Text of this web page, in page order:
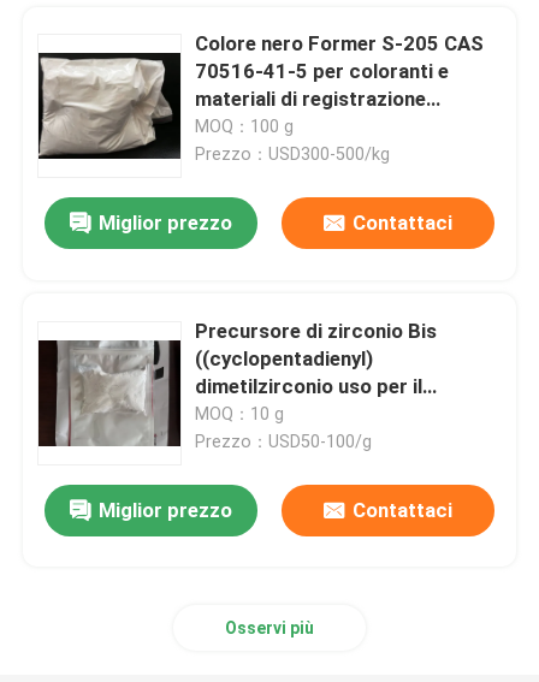
Colore nero Former S-205 CAS
70516-41-5 per coloranti e
materiali di registrazione
sensibili alla calore
MOQ：100 g
Prezzo：USD300-500/kg
Miglior prezzo Contattaci
Precursore di zirconio Bis
((cyclopentadienyl)
dimetilzirconio uso per il
catalizzatore metallico di
organozirconio Purezza Min
MOQ：10 g
Prezzo：USD50-100/g
Miglior prezzo Contattaci
Osservi più